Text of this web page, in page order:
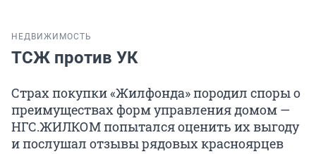
НЕДВИЖИМОСТЬ
ТСЖ против УК
Страх покупки «Жилфонда» породил споры о
преимуществах форм управления домом —
НГС.ЖИЛКОМ попытался оценить их выгоду
и послушал отзывы рядовых красноярцев